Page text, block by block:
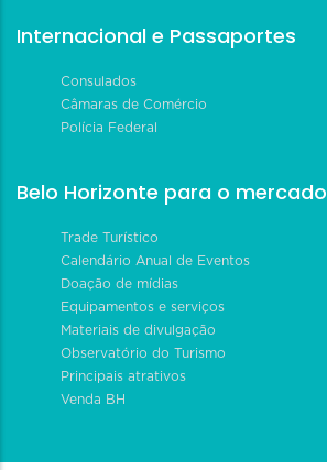
Internacional e Passaportes
Consulados
Câmaras de Comércio
Polícia Federal
Belo Horizonte para o mercado
Trade Turístico
Calendário Anual de Eventos
Doação de mídias
Equipamentos e serviços
Materiais de divulgação
Observatório do Turismo
Principais atrativos
Venda BH